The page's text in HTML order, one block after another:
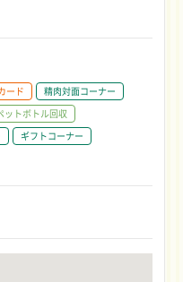
ード
精肉対面コーナー
ットボトル回収
ギフトコーナー